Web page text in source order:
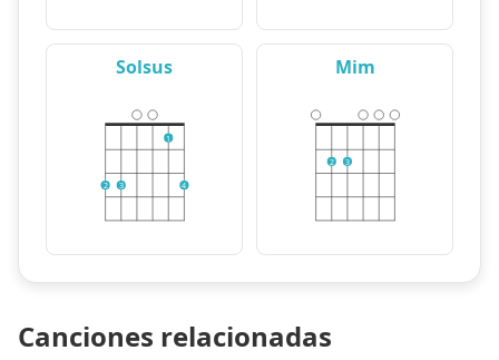
Solsus
2 3
1
4
Mim
2 3
Canciones relacionadas